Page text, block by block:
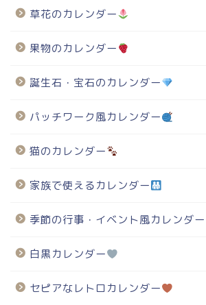
草花のカレンダー
果物のカレンダー
誕生石・宝石のカレンダー
パッチワーク風カレンダー
猫のカレンダー
家族で使えるカレンダー
季節の行事・イベント風カレンダー
白黒カレンダー
セピアなレトロカレンダー